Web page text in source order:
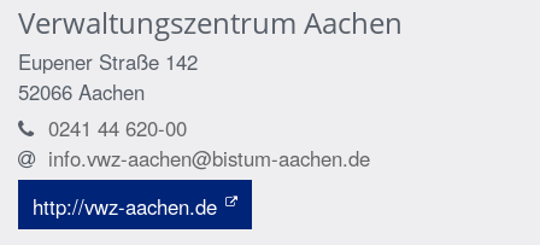
Verwaltungszentrum Aachen
Eupener Straße 142
52066 Aachen
0241 44 620-00
info.vwz-aachen@bistum-aachen.de
http://vwz-aachen.de